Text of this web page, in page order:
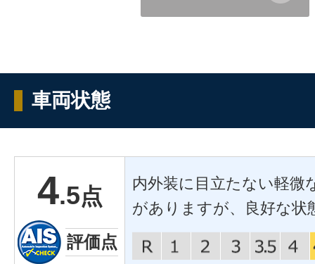
車両状態
4.5点
評価点
内外装に目立たない軽微
がありますが、良好な状